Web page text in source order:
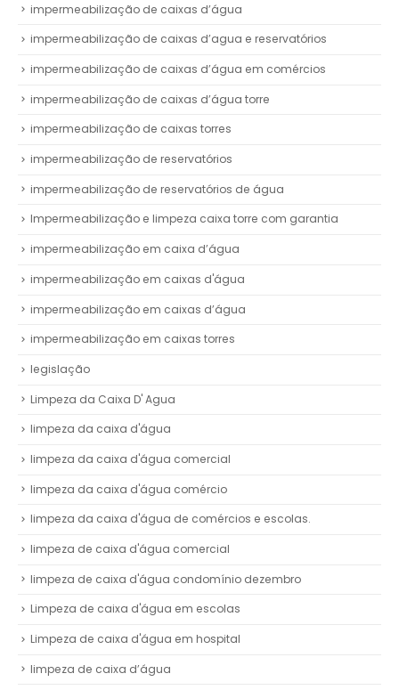
impermeabilização de caixas d’água
impermeabilização de caixas d’agua e reservatórios
impermeabilização de caixas d’água em comércios
impermeabilização de caixas d’água torre
impermeabilização de caixas torres
impermeabilização de reservatórios
impermeabilização de reservatórios de água
Impermeabilização e limpeza caixa torre com garantia
impermeabilização em caixa d’água
impermeabilização em caixas d'água
impermeabilização em caixas d’água
impermeabilização em caixas torres
legislação
Limpeza da Caixa D' Agua
limpeza da caixa d'água
limpeza da caixa d'água comercial
limpeza da caixa d'água comércio
limpeza da caixa d'água de comércios e escolas.
limpeza de caixa d'água comercial
limpeza de caixa d'água condomínio dezembro
Limpeza de caixa d'água em escolas
Limpeza de caixa d'água em hospital
limpeza de caixa d’água